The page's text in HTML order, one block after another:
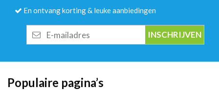
En ontvang korting & leuke aanbiedingen
mailadres
Populaire pagina’s